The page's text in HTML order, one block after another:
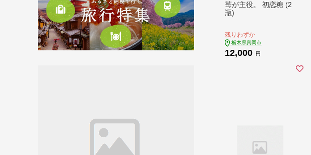
苺が主役。 初恋糖 (2
瓶)
残りわずか
栃木県真岡市
12,000 円